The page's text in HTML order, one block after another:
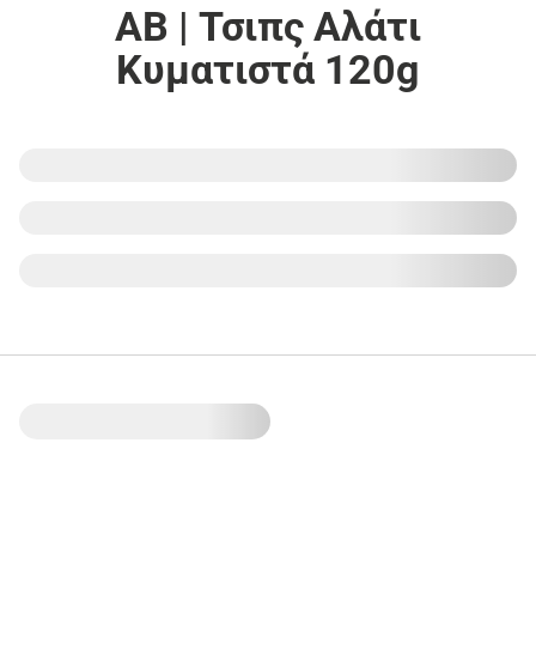
ΑΒ | Τσιπς Αλάτι
Κυματιστά 120g